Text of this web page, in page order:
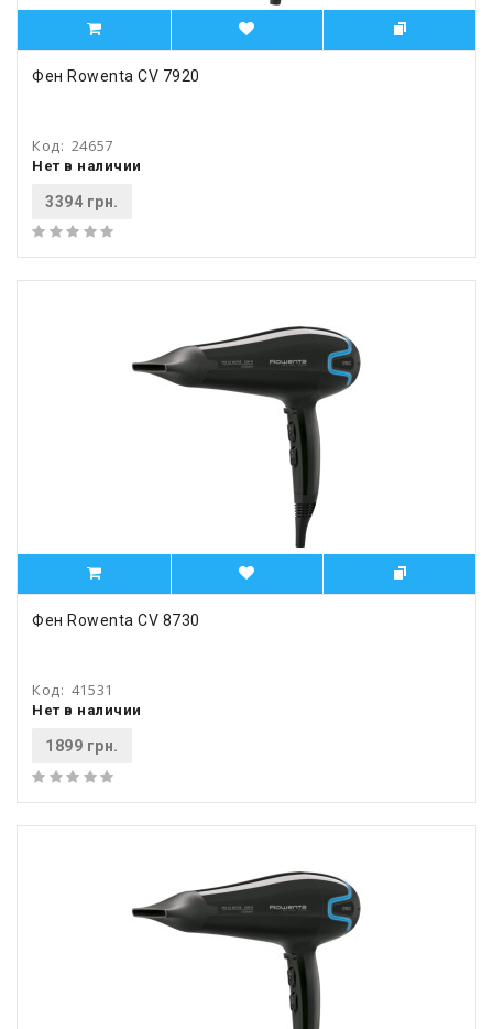
Фен Rowenta CV 7920
Код: 24657
Нет в наличии
3394 грн.
Фен Rowenta CV 8730
Код: 41531
Нет в наличии
1899 грн.